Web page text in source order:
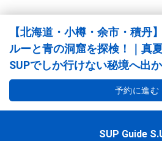
【北海道・小樽・余市・積丹
ルーと青の洞窟を探検！｜真
SUPでしか行けない秘境へ出
予約に進む
SUP Guide